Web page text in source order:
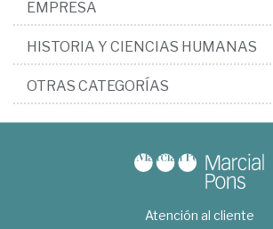
EMPRESA
HISTORIA Y CIENCIAS HUMANAS
OTRAS CATEGORÍAS
Atención al cliente